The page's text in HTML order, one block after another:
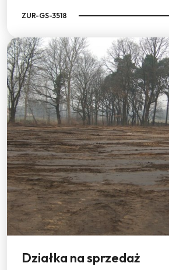
ZUR-GS-3518
Działka na sprzedaż